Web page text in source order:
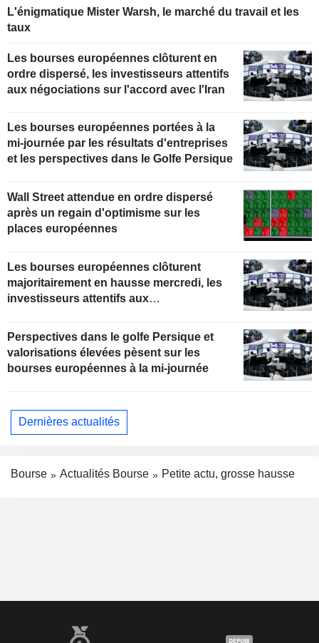
L'énigmatique Mister Warsh, le marché du travail et les
taux
Les bourses européennes clôturent en
ordre dispersé, les investisseurs attentifs
aux négociations sur l'accord avec l'Iran
Les bourses européennes portées à la
mi-journée par les résultats d'entreprises
et les perspectives dans le Golfe Persique
Wall Street attendue en ordre dispersé
après un regain d'optimisme sur les
places européennes
Les bourses européennes clôturent
majoritairement en hausse mercredi, les
investisseurs attentifs aux
Perspectives dans le golfe Persique et
valorisations élevées pèsent sur les
bourses européennes à la mi-journée
Dernières actualités
Bourse Actualités Bourse Petite actu, grosse hausse